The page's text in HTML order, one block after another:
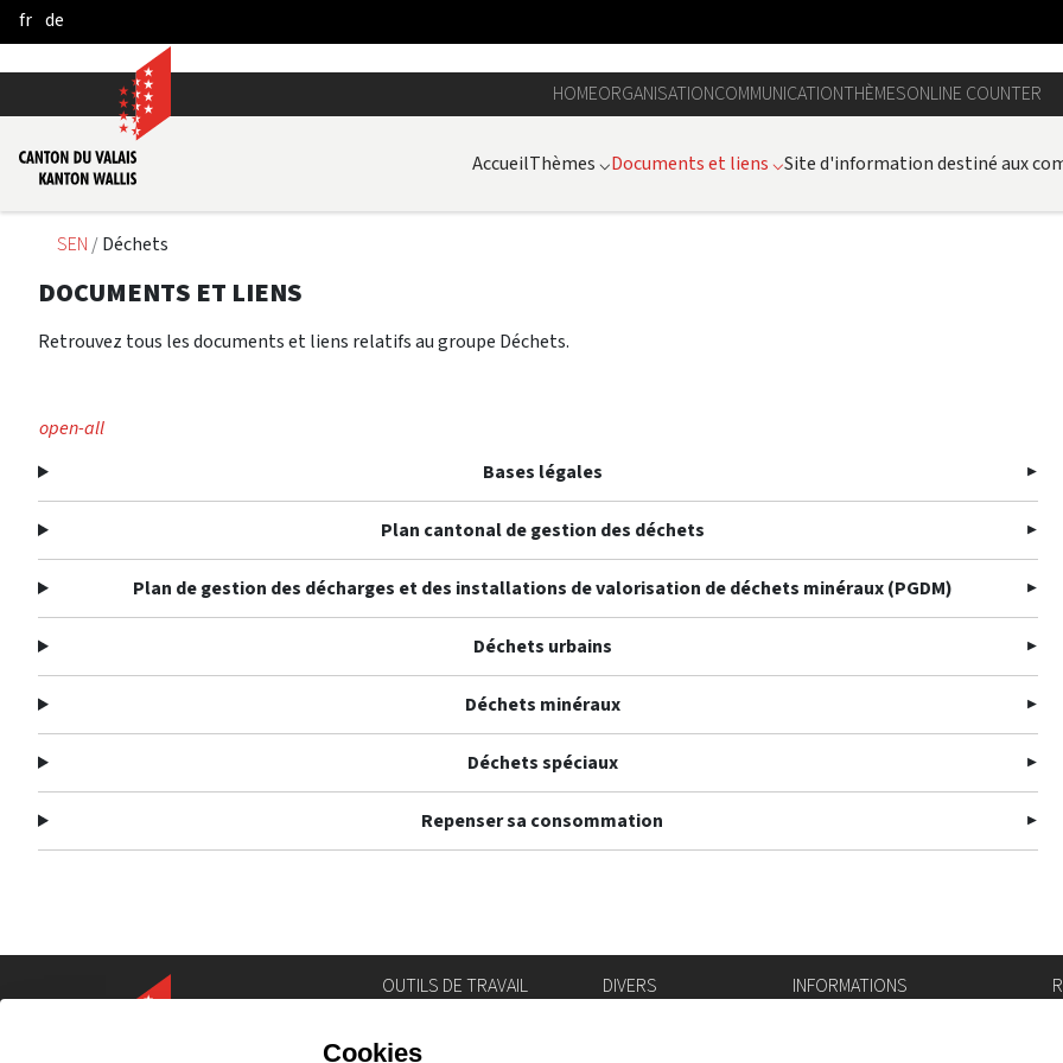
Skip to Main Content
fr de
HOMEORGANISATIONCOMMUNICATIONTHÈMESONLINE COUNTER
AccueilThèmes ⌵Documents et liens ⌵Site d'information destiné aux
SEN Déchets
DOCUMENTS ET LIENS
Retrouvez tous les documents et liens relatifs au groupe Déchets.
open-all
Bases légales
Plan cantonal de gestion des déchets
Plan de gestion des décharges et des installations de valorisation de déchets minéraux (PGDM)
Déchets urbains
Déchets minéraux
Déchets spéciaux
Repenser sa consommation
OUTILS DE TRAVAIL
Géoportail
DIVERS
INFORMATIONS